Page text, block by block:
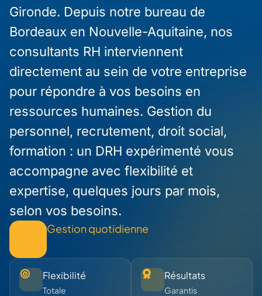
Gironde. Depuis notre bureau de
Bordeaux en Nouvelle-Aquitaine, nos
consultants RH interviennent
directement au sein de votre entreprise
pour répondre à vos besoins en
ressources humaines. Gestion du
personnel, recrutement, droit social,
formation : un DRH expérimenté vous
accompagne avec flexibilité et
expertise, quelques jours par mois,
selon vos besoins.
Gestion quotidienne
Flexibilité
Totale
Résultats
Garantis